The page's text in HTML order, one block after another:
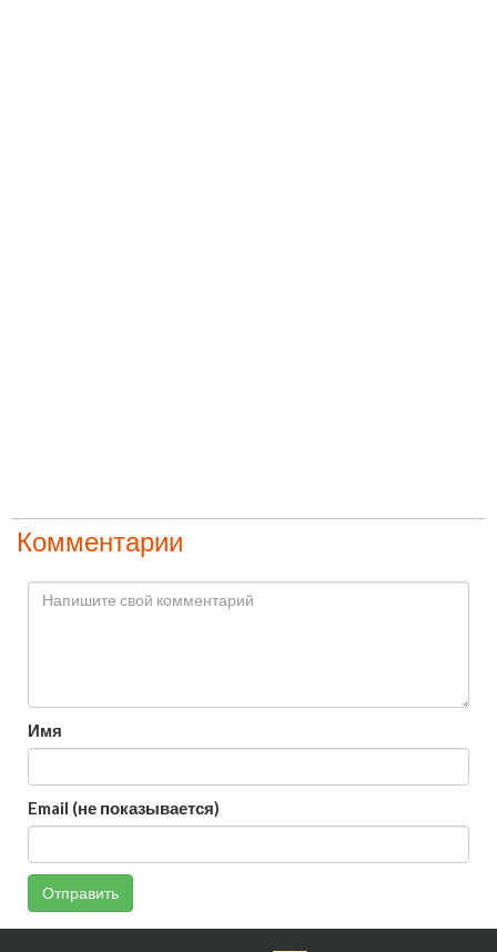
Комментарии
Имя
Email (не показывается)
Отправить